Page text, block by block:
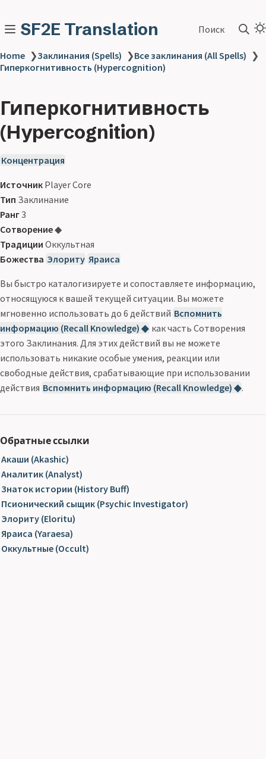
SF2E Translation Поиск
Home ❯Заклинания (Spells) ❯Все заклинания (All Spells) ❯
Гиперкогнитивность (Hypercognition)
Гиперкогнитивность
(Hypercognition)
Концентрация
Источник Player Core
Тип Заклинание
Ранг3
Сотворение◆
Традиции Оккультная
Божества Элориту Яраиса
Вы быстро каталогизируете и сопоставляете информацию,
относящуюся к вашей текущей ситуации. Вы можете
мгновенно использовать до 6 действий Вспомнить
информацию (Recall Knowledge) ◆ как часть Сотворения
этого Заклинания. Для этих действий вы не можете
использовать никакие особые умения, реакции или
свободные действия, срабатывающие при использовании
действия Вспомнить информацию (Recall Knowledge) ◆.
Обратные ссылки
Акаши (Akashic)
Аналитик (Analyst)
Знаток истории (History Buff)
Псионический сыщик (Psychic Investigator)
Элориту (Eloritu)
Яраиса (Yaraesa)
Оккультные (Occult)